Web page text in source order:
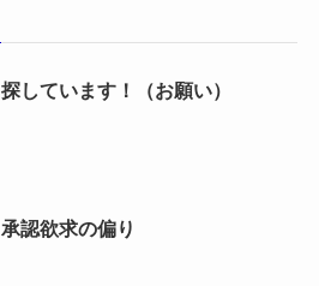
探しています！（お願い）
承認欲求の偏り